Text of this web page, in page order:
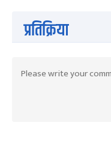
प्रतिक्रिया